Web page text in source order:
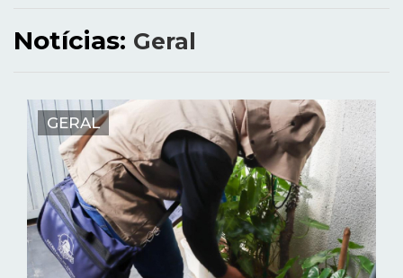
Notícias: Geral
GERAL